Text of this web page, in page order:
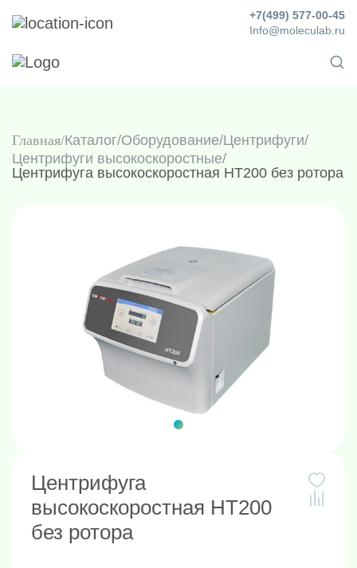
Info@moleculab.ru
+7(499) 577-00-45
Главная Каталог/Оборудование/Центрифуги/
Центрифуги высокоскоростные/
Центрифуга высокоскоростная HT200 без ротора
Центрифуга
высокоскоростная HT200
без ротора